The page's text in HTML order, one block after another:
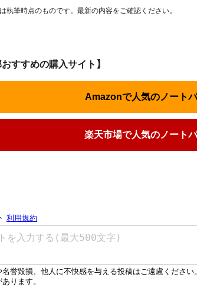
執筆時点のものです。最新の内容をご確認ください。
おすすめの購入サイト】
Amazonで人気のノート
楽天市場で人気のノート